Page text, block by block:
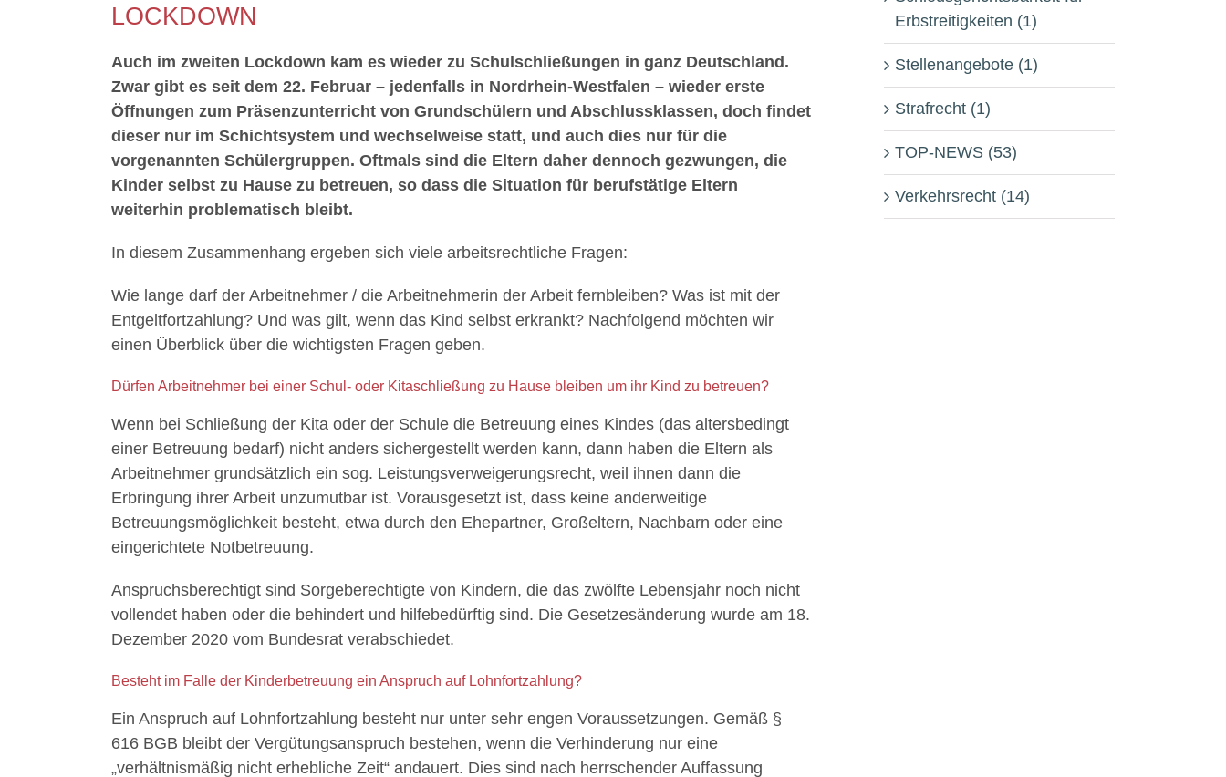
LOCKDOWN
Auch im zweiten Lockdown kam es wieder zu Schulschließungen in ganz Deutschland.
Zwar gibt es seit dem 22. Februar – jedenfalls in Nordrhein-Westfalen – wieder erste
Öffnungen zum Präsenzunterricht von Grundschülern und Abschlussklassen, doch findet
dieser nur im Schichtsystem und wechselweise statt, und auch dies nur für die
vorgenannten Schülergruppen. Oftmals sind die Eltern daher dennoch gezwungen, die
Kinder selbst zu Hause zu betreuen, so dass die Situation für berufstätige Eltern
weiterhin problematisch bleibt.
In diesem Zusammenhang ergeben sich viele arbeitsrechtliche Fragen:
Wie lange darf der Arbeitnehmer / die Arbeitnehmerin der Arbeit fernbleiben? Was ist mit der
Entgeltfortzahlung? Und was gilt, wenn das Kind selbst erkrankt? Nachfolgend möchten wir
einen Überblick über die wichtigsten Fragen geben.
Dürfen Arbeitnehmer bei einer Schul- oder Kitaschließung zu Hause bleiben um ihr Kind zu betreuen?
Wenn bei Schließung der Kita oder der Schule die Betreuung eines Kindes (das altersbedingt
einer Betreuung bedarf) nicht anders sichergestellt werden kann, dann haben die Eltern als
Arbeitnehmer grundsätzlich ein sog. Leistungsverweigerungsrecht, weil ihnen dann die
Erbringung ihrer Arbeit unzumutbar ist. Vorausgesetzt ist, dass keine anderweitige
Betreuungsmöglichkeit besteht, etwa durch den Ehepartner, Großeltern, Nachbarn oder eine
eingerichtete Notbetreuung.
Anspruchsberechtigt sind Sorgeberechtigte von Kindern, die das zwölfte Lebensjahr noch nicht
vollendet haben oder die behindert und hilfebedürftig sind. Die Gesetzesänderung wurde am 18.
Dezember 2020 vom Bundesrat verabschiedet.
Besteht im Falle der Kinderbetreuung ein Anspruch auf Lohnfortzahlung?
Ein Anspruch auf Lohnfortzahlung besteht nur unter sehr engen Voraussetzungen. Gemäß §
616 BGB bleibt der Vergütungsanspruch bestehen, wenn die Verhinderung nur eine
„verhältnismäßig nicht erhebliche Zeit“ andauert. Dies sind nach herrschender Auffassung
Erbstreitigkeiten (1)
Stellenangebote (1)
Strafrecht (1)
TOP-NEWS (53)
Verkehrsrecht (14)